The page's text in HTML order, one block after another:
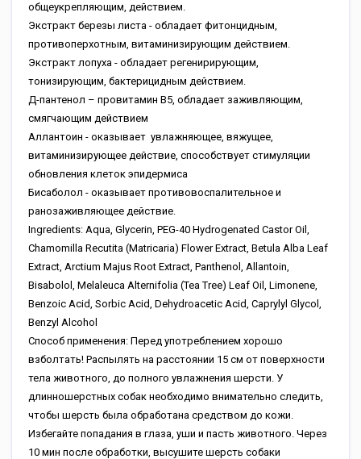
общеукрепляющим, действием.
Экстракт березы листа - обладает фитонцидным,
противоперхотным, витаминизирующим действием.
Экстракт лопуха - обладает регенирирующим,
тонизирующим, бактерицидным действием.
Д-пантенол – провитамин В5, обладает заживляющим,
смягчающим действием
Аллантоин - оказывает увлажняющее, вяжущее,
витаминизирующее действие, способствует стимуляции
обновления клеток эпидермиса
Бисаболол - оказывает противовоспалительное и
ранозаживляющее действие.
Ingredients: Aqua, Glycerin, PEG-40 Hydrogenated Castor Oil,
Chamomilla Recutita (Matricaria) Flower Extract, Betula Alba Leaf
Extract, Arctium Majus Root Extract, Panthenol, Allantoin,
Bisabolol, Melaleuca Alternifolia (Tea Tree) Leaf Oil, Limonene,
Benzoic Acid, Sorbic Acid, Dehydroacetic Acid, Caprylyl Glycol,
Benzyl Alcohol
Способ применения: Перед употреблением хорошо
взболтать! Распылять на расстоянии 15 см от поверхности
тела животного, до полного увлажнения шерсти. У
длинношерстных собак необходимо внимательно следить,
чтобы шерсть была обработана средством до кожи.
Избегайте попадания в глаза, уши и пасть животного. Через
10 мин после обработки, высушите шерсть собаки